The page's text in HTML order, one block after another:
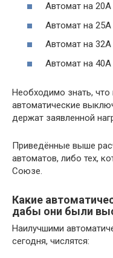
Автомат на 20А
Автомат на 25А
Автомат на 32А
Автомат на 40А
Необходимо знать, что
автоматические
держат заявленной
Приведённые выше
автоматов, либо тех,
Союзе.
Какие
дабы они были
Наилучшими
сегодня, числятся: